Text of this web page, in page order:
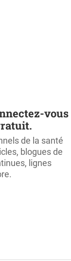
vous
de la santé
blogues de
lignes